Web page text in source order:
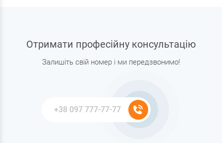
Отримати професійну консультацію
Залишіть свій номер і ми передзвонимо!